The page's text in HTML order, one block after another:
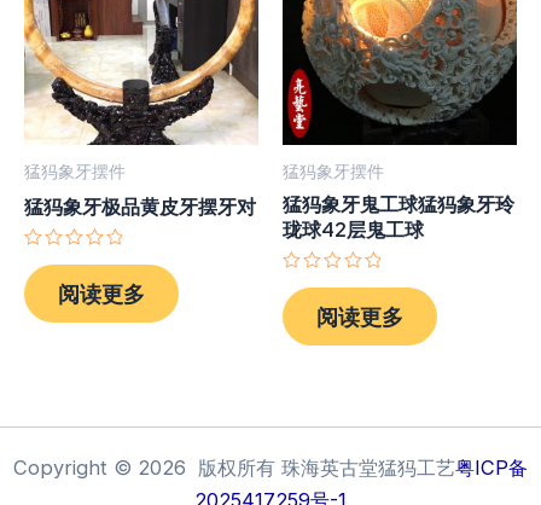
猛犸象牙摆件
猛犸象牙极品黄皮牙摆牙对
评
分
0
&sol;
阅读更多
猛犸象牙摆件
猛犸象牙鬼工球猛犸象牙玲
珑球42层鬼工球
评
分
0
&sol;
阅读更多
Copyright © 2026 版权所有 珠海英古堂猛犸工艺粤ICP备
2025417259号-1